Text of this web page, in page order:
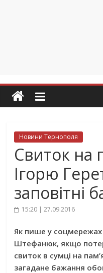
Новини Тернополя
Свиток на
Ігорю
заповітні
15:20 | 27.09.2016
Як пише у
Штефанюк, якщо
свиток в сумці на
загадане бажання